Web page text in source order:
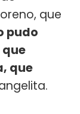
que
pudo
que